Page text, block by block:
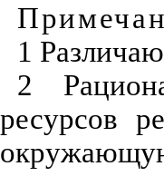
1
2
ресурсов